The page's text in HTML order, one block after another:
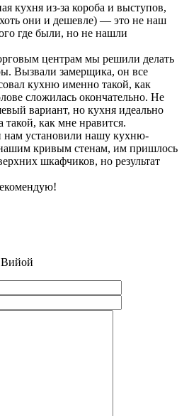
кухня из-за короба и выступов,
они и дешевле) — это не наш
где были, но не нашли
центрам мы решили делать
Вызвали замерщика, он все
кухню именно такой, как
сложилась окончательно. Не
вариант, но кухня идеально
такой, как мне нравится.
нам установили нашу кухню-
кривым стенам, им пришлось
шкафчиков, но результат
Вийой